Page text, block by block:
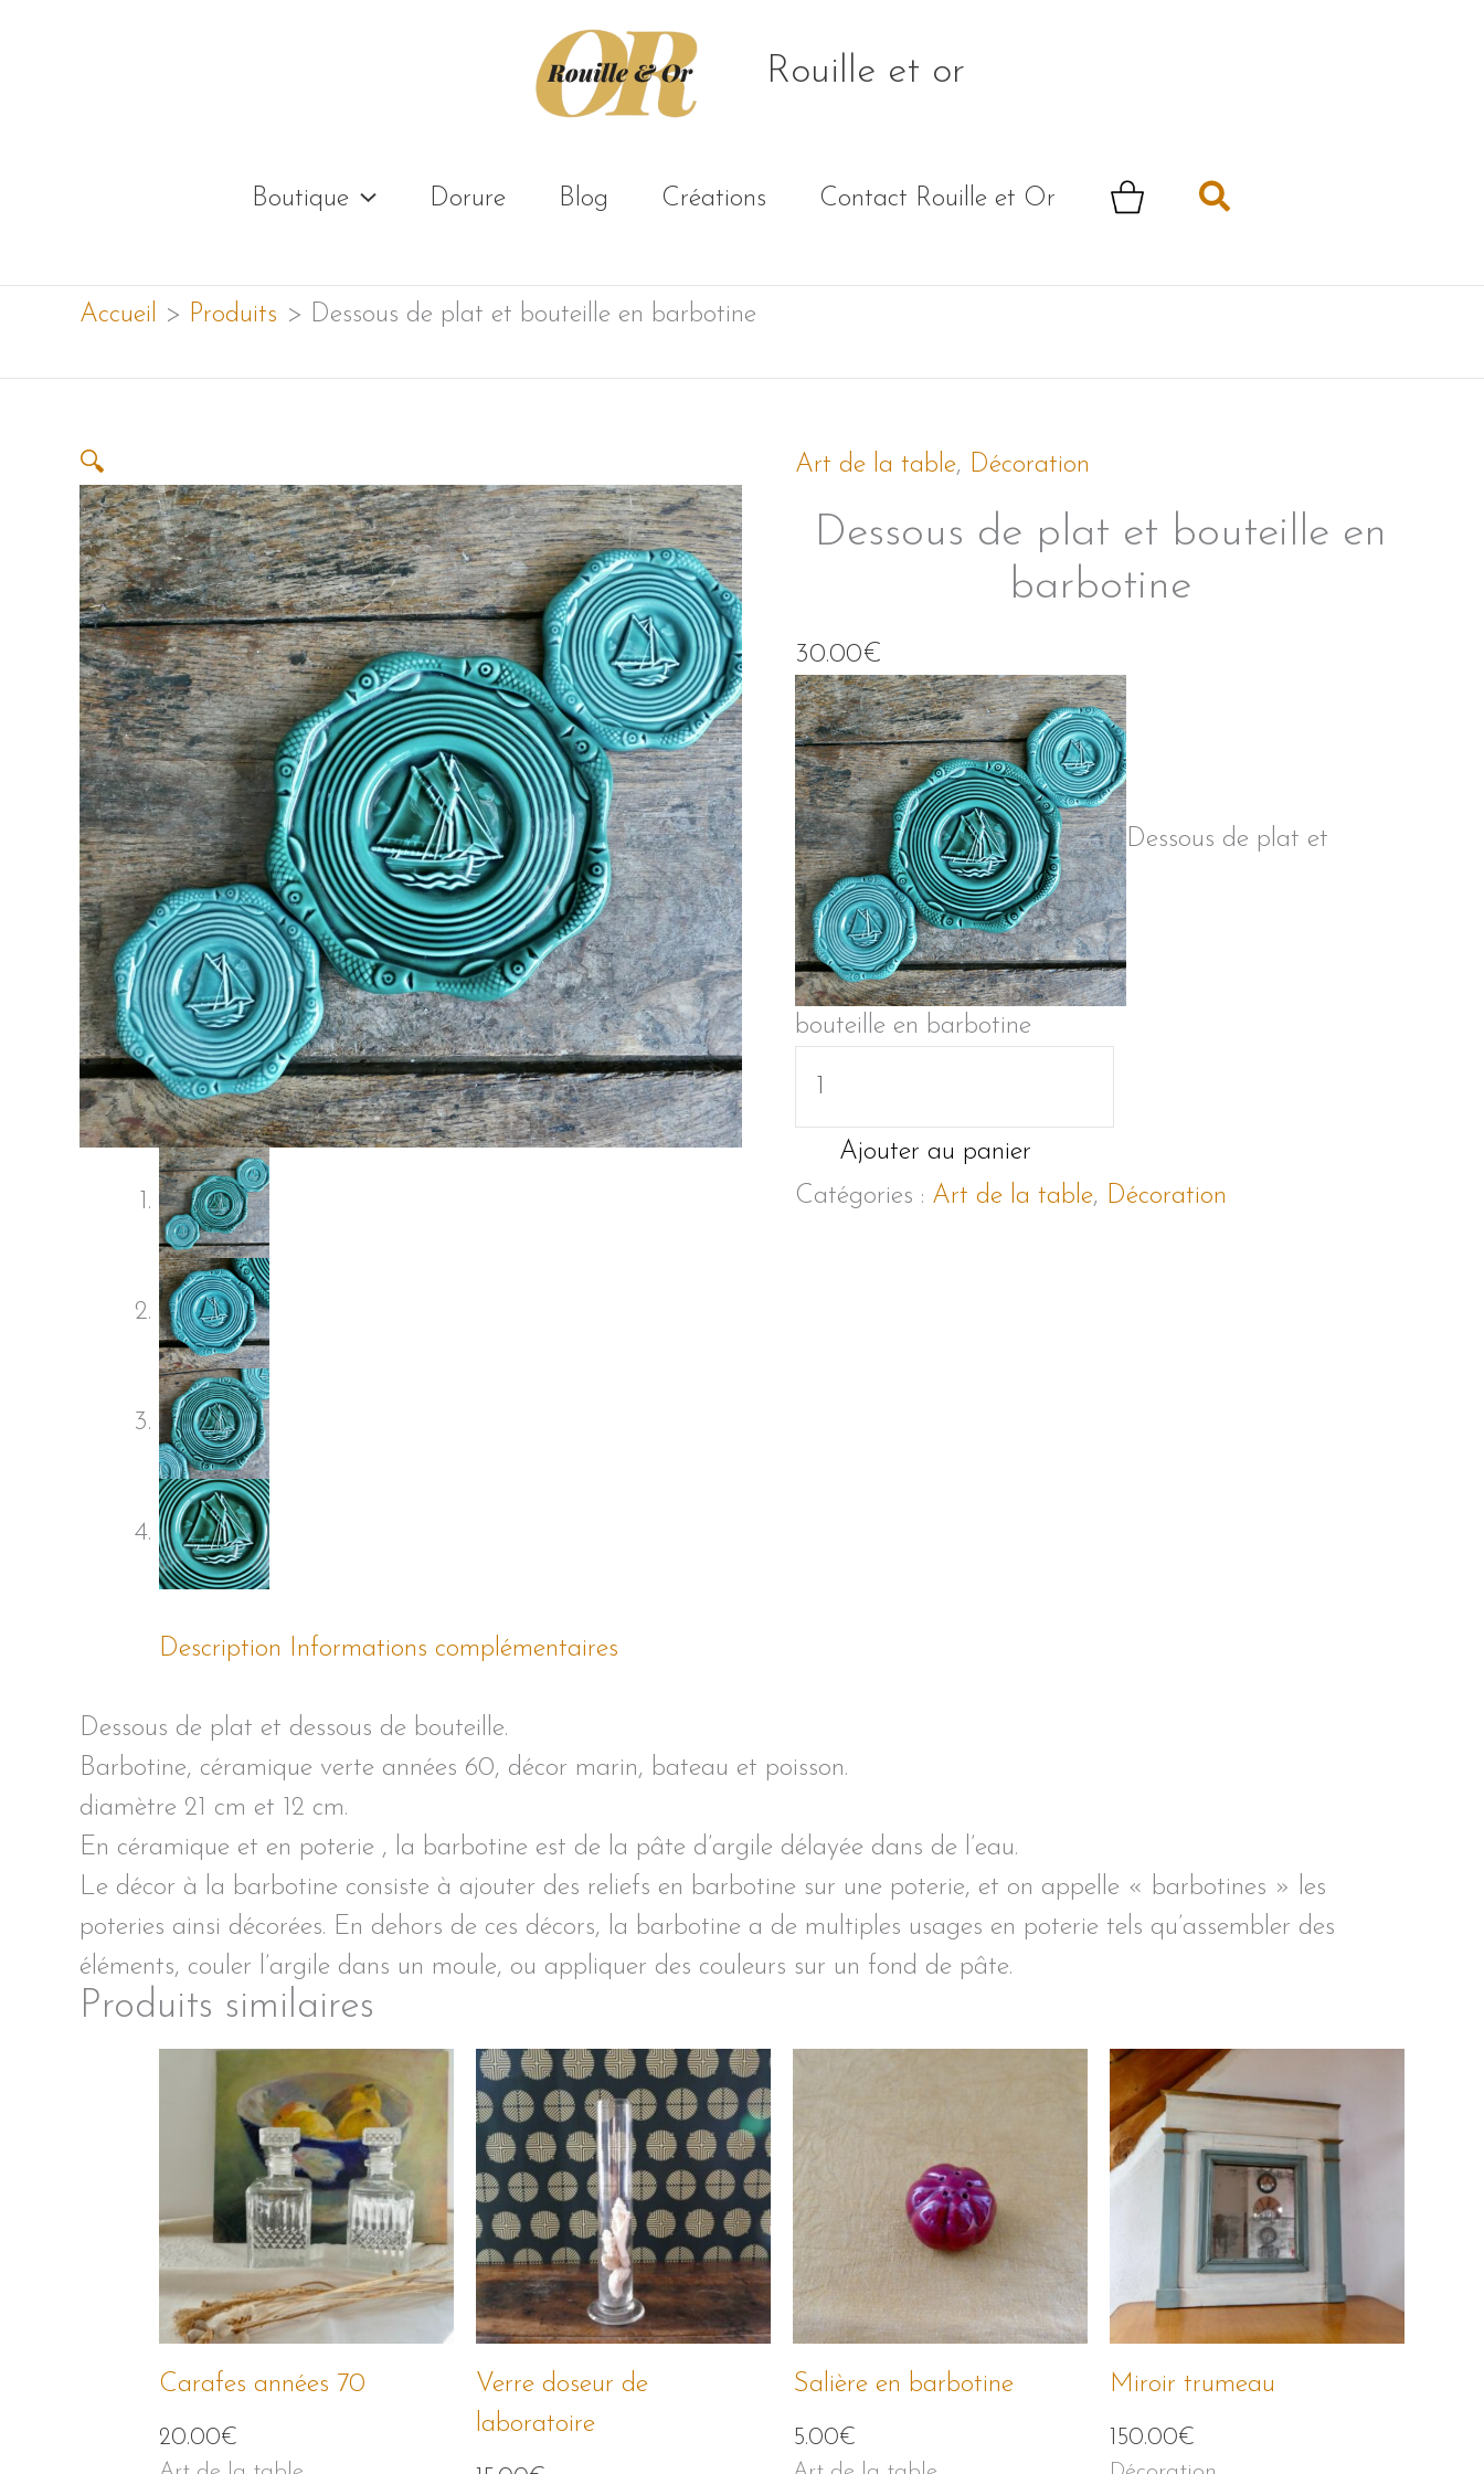
Rouille et or
Boutique Dorure Blog Créations Contact Rouille et Or Rechercher
Accueil Produits Dessous de plat et bouteille en barbotine
🔍 Art de la table, Décoration
Dessous de plat et bouteille en
barbotine
30.00€
Dessous de plat et
bouteille en barbotine
Dessous
de
Ajouter au panier
Catégories : Art de la table, Décoration
Description Informations complémentaires
Dessous de plat et dessous de bouteille.
Barbotine, céramique verte années 60, décor marin, bateau et poisson.
diamètre 21 cm et 12 cm.
En céramique et en poterie , la barbotine est de la pâte d’argile délayée dans de l’eau.
Le décor à la barbotine consiste à ajouter des reliefs en barbotine sur une poterie, et on appelle « barbotines » les
poteries ainsi décorées. En dehors de ces décors, la barbotine a de multiples usages en poterie tels qu’assembler des
éléments, couler l’argile dans un moule, ou appliquer des couleurs sur un fond de pâte.
Produits similaires
Carafes années 70
20.00€
Verre doseur de
laboratoire
Salière en barbotine
5.00€
Miroir trumeau
150.00€